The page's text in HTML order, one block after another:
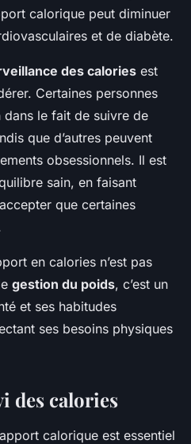
calorique peut diminuer
et de diabète.
des calories est
Certaines personnes
le fait de suivre de
que d’autres peuvent
obsessionnels. Il est
sain, en faisant
que certaines
en calories n’est pas
gestion du poids, c’est un
et ses habitudes
ses besoins physiques
des calories
calorique est essentiel